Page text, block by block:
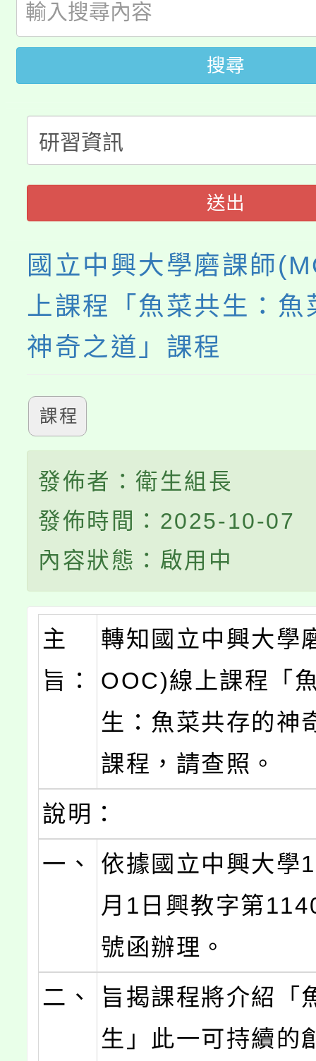
田徑場及游泳池舉行。
桃園市低收入戶享有免
視費優惠，中低收入戶
者。
大園自造教育及科技中
份教師增能研習
大溪自造教育及科技中
份教師研習
淨零綠生活教案入校路
會
115年食農教育專業人
搜尋
送出
國立中興大學磨課師
上課程「魚菜共生：魚
神奇之道」課程
課程
發佈者：衛生組長
發佈時間：2025-10-07
內容狀態：啟用中
主
旨：
轉知國立中興大學
OOC)線上課程「
生：魚菜共存的神
課程，請查照。
說明：
一、
依據國立中興大學
月1日興教字第
號函辦理。
二、
旨揭課程將介紹「
生」此一可持續的